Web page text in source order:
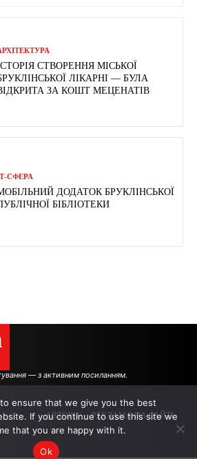
СТВОРЕННЯ МІСЬКОЇ
ЛІКАРНІ — БУЛА
ЗА КОШТ МЕЦЕНАТІВ
СФЕРА
ДОДАТОК БРУКЛІНСЬКОЇ
БІБЛІОТЕКИ
— з активним посиланням.
АВТОРИ РЕКЛАМА НА САЙТІ
ensure that we give you the best
If you continue to use this site we
that you are happy with it.
Ok